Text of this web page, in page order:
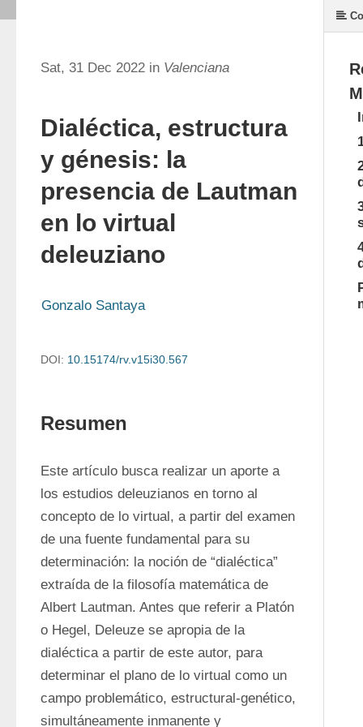
Sat, 31 Dec 2022 in Valenciana
Dialéctica, estructura
y génesis: la
presencia de Lautman
en lo virtual
deleuziano
Gonzalo Santaya
DOI: 10.15174/rv.v15i30.567
Resumen
Este artículo busca realizar un aporte a
los estudios deleuzianos en torno al
concepto de lo virtual, a partir del examen
de una fuente fundamental para su
determinación: la noción de “dialéctica”
extraída de la filosofía matemática de
Albert Lautman. Antes que referir a Platón
o Hegel, Deleuze se apropia de la
dialéctica a partir de este autor, para
determinar el plano de lo virtual como un
campo problemático, estructural-genético,
simultáneamente inmanente y